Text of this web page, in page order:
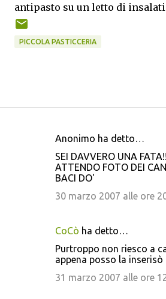
antipasto su un letto di
PICCOLA PASTICCERIA
Anonimo ha detto…
SEI DAVVERO UNA FATA!!
ATTENDO FOTO DEI
BACI DO'
30 marzo 2007 alle ore
CoCò ha detto…
Purtroppo non riesco a
appena posso la inserisò
31 marzo 2007 alle ore